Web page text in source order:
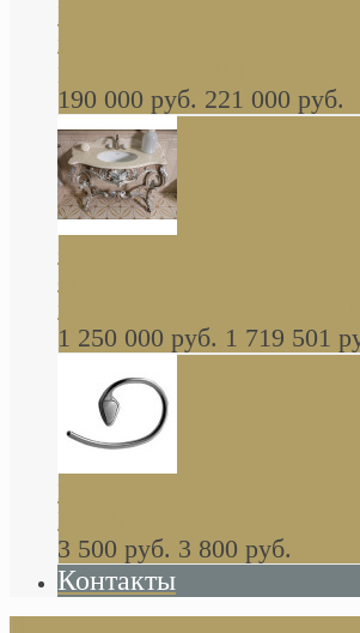
Decorated Bathroom раковина
встраиваемая для ванной с
роза В НАЛИЧИИ
190 000 руб. 221 000 руб.
стиле барокко, из массива
коричневый матовый окрас +
1 250 000 руб. 1 719 501
Khala Colombo аксессуары
НАЛИЧИИ
3 500 руб. 3 800 руб.
Контакты